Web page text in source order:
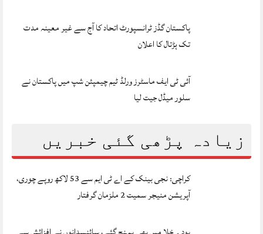
پاکستان گڈز ٹرانسپورٹ اتحاد کا آج سے غیر معینہ مدت
تک ہڑتال کا اعلان
آئی ٹی ایف ماسٹرز ورلڈ ٹیم چیمپئن شپ میں پاکستان نے
سلور میڈل جیت لیا
زیادہ پڑھی گئی خبریں
کراچی: نجی بینک کے اے ٹی ایم سے 53 لاکھ روپے چوری،
آپریشن منیجر سمیت 2 ملزمان گرفتار